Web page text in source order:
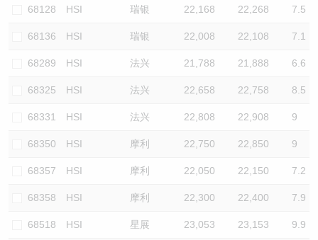
68128 HSI 瑞银 22,168 22,268 7.5
68136 HSI 瑞银 22,008 22,108 7.1
68289 HSI 法兴 21,788 21,888 6.6
68325 HSI 法兴 22,658 22,758 8.5
68331 HSI 法兴 22,808 22,908 9
68350 HSI 摩利 22,750 22,850 9
68357 HSI 摩利 22,050 22,150 7.2
68358 HSI 摩利 22,300 22,400 7.9
68518 HSI 星展 23,053 23,153 9.9